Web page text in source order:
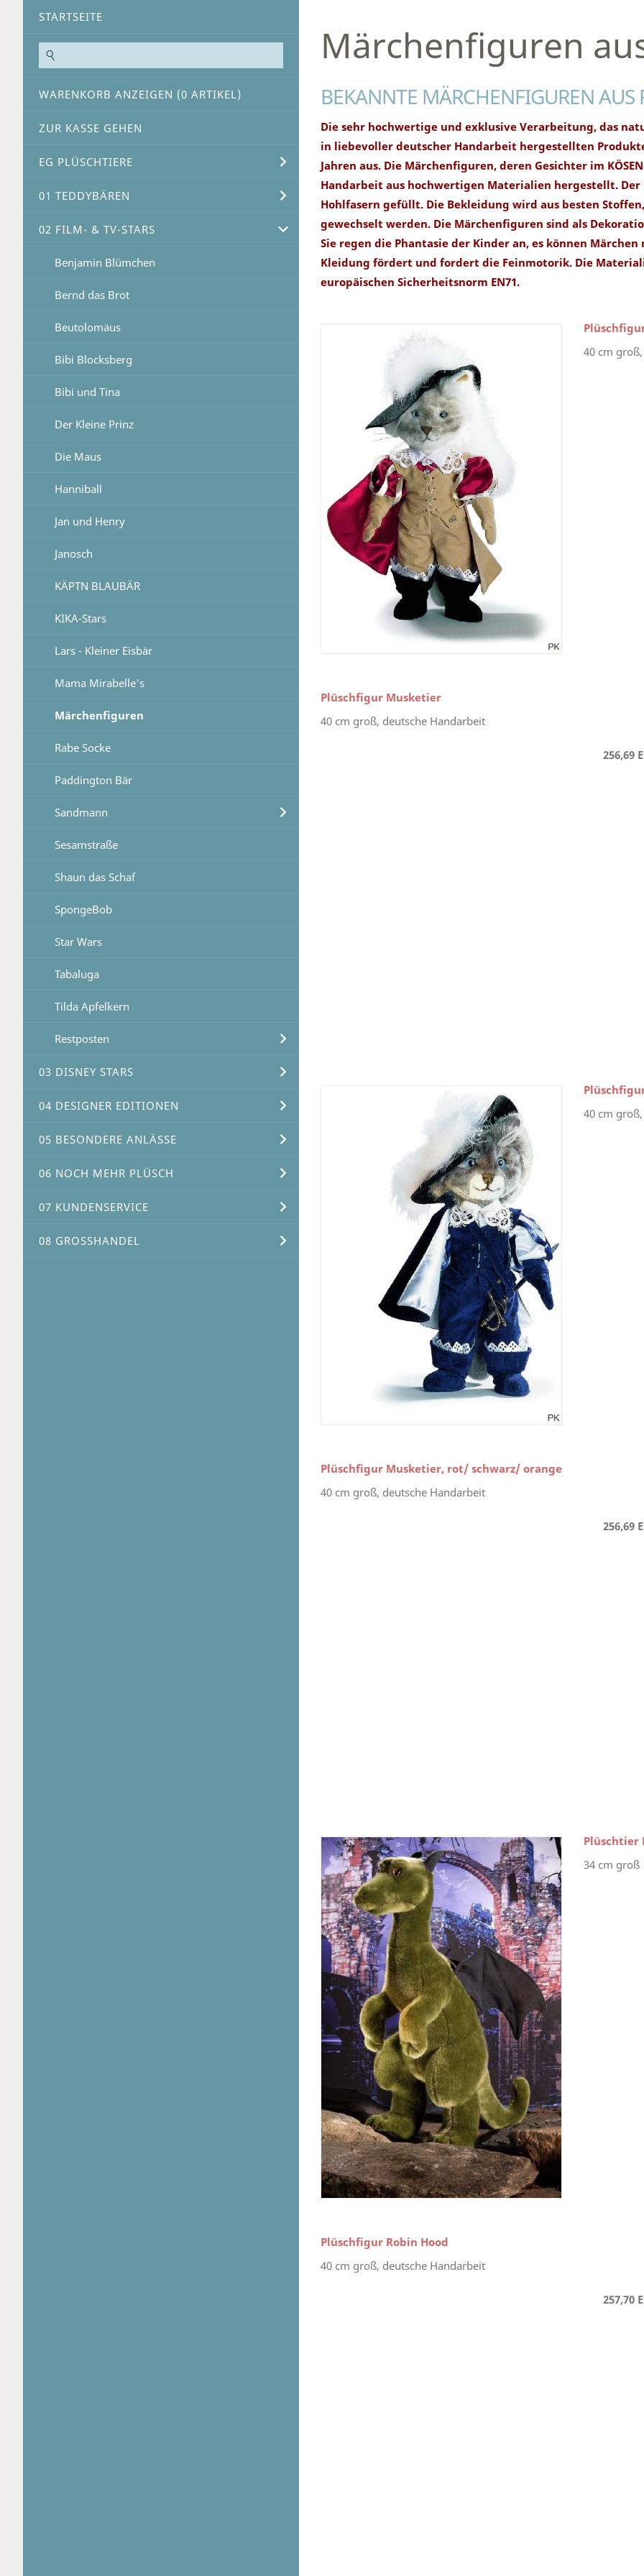
STARTSEITE
WARENKORB ANZEIGEN (0 ARTIKEL)
ZUR KASSE GEHEN
EG PLÜSCHTIERE
01 TEDDYBÄREN
02 FILM- & TV-STARS
Benjamin Blümchen
Bernd das Brot
Beutolomäus
Bibi Blocksberg
Bibi und Tina
Der Kleine Prinz
Die Maus
Hanniball
Jan und Henry
Janosch
KÄPTN BLAUBÄR
KIKA-Stars
Lars - Kleiner Eisbär
Mama Mirabelle's
Märchenfiguren
Rabe Socke
Paddington Bär
Sandmann
Sesamstraße
Shaun das Schaf
SpongeBob
Star Wars
Tabaluga
Tilda Apfelkern
Restposten
03 DISNEY STARS
04 DESIGNER EDITIONEN
05 BESONDERE ANLÄSSE
06 NOCH MEHR PLÜSCH
07 KUNDENSERVICE
08 GROSSHANDEL
Märchenfiguren
BEKANNTE MÄRCHENFIGUREN AUS
Die sehr hochwertige und exklusive Verarbeitung, das
in liebevoller deutscher Handarbeit hergestellten
Jahren aus. Die Märchenfiguren, deren Gesichter im
Handarbeit aus hochwertigen Materialien hergestellt.
Hohlfasern gefüllt. Die Bekleidung wird aus besten
gewechselt werden. Die Märchenfiguren sind als
Sie regen die Phantasie der Kinder an, es können
Kleidung fördert und fordert die Feinmotorik. Die
europäischen Sicherheitsnorm EN71.
40 cm
Plüschfigur Musketier
40 cm groß, deutsche Handarbeit
256,69
40 cm
Plüschfigur Musketier, rot/ schwarz/ orange
40 cm groß, deutsche Handarbeit
256,69
Plüschtier
34 cm groß
Plüschfigur Robin Hood
40 cm groß, deutsche Handarbeit
257,70